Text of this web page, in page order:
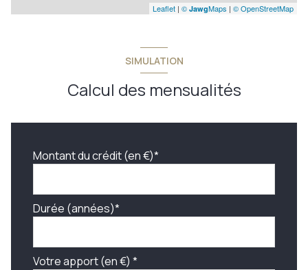
Leaflet | © JawgMaps | © OpenStreetMap
SIMULATION
Calcul des mensualités
Montant du crédit (en €)*
Durée (années)*
Votre apport (en €) *